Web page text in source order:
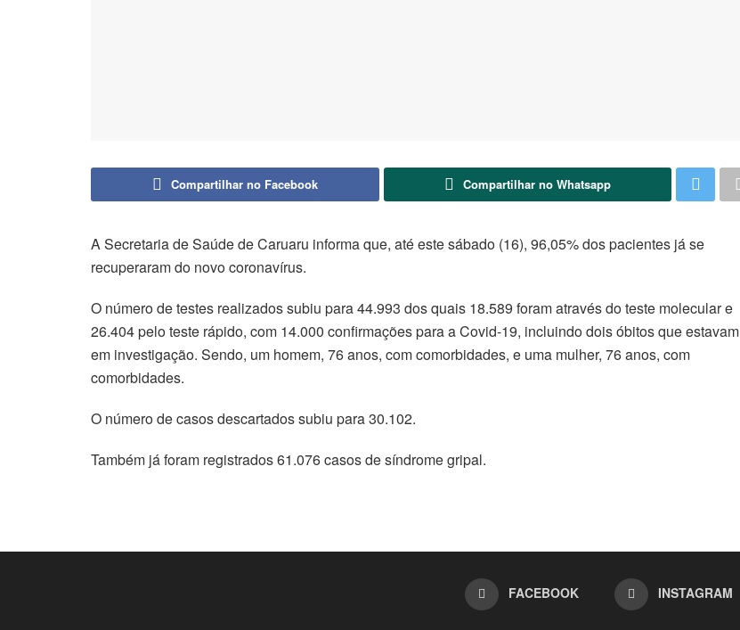
Compartilhar no Facebook Compartilhar no Whatsapp
A Secretaria de Saúde de Caruaru informa que, até este sábado (16), 96,05% dos pacientes já se
recuperaram do novo coronavírus.
O número de testes realizados subiu para 44.993 dos quais 18.589 foram através do teste molecular e
26.404 pelo teste rápido, com 14.000 confirmações para a Covid-19, incluindo dois óbitos que estavam
em investigação. Sendo, um homem, 76 anos, com comorbidades, e uma mulher, 76 anos, com
comorbidades.
O número de casos descartados subiu para 30.102.
Também já foram registrados 61.076 casos de síndrome gripal.
FACEBOOK INSTAGRAM